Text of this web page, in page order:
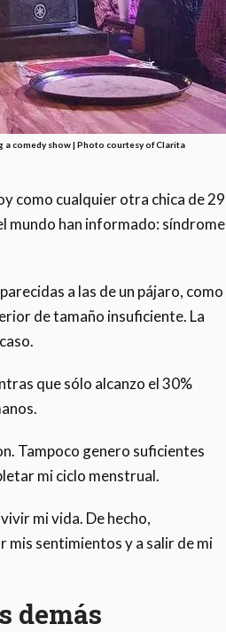
a comedy show | Photo courtesy of Clarita
como cualquier otra chica de 29
mundo han informado: síndrome
a las de un pájaro, como
de tamaño insuficiente. La
que sólo alcanzo el 30%
Tampoco genero suficientes
mi ciclo menstrual.
mi vida. De hecho,
mis sentimientos y a salir de mi
demás